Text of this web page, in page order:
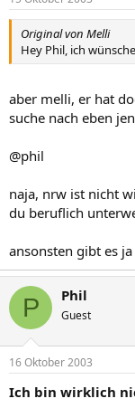
Original von Melli
Hey Phil, ich
aber melli, er hat
suche nach eben
@phil
naja, nrw ist nicht
du beruflich
ansonsten gibt es
P Phil
Guest
16 Oktober 2003
Ich bin wirklich